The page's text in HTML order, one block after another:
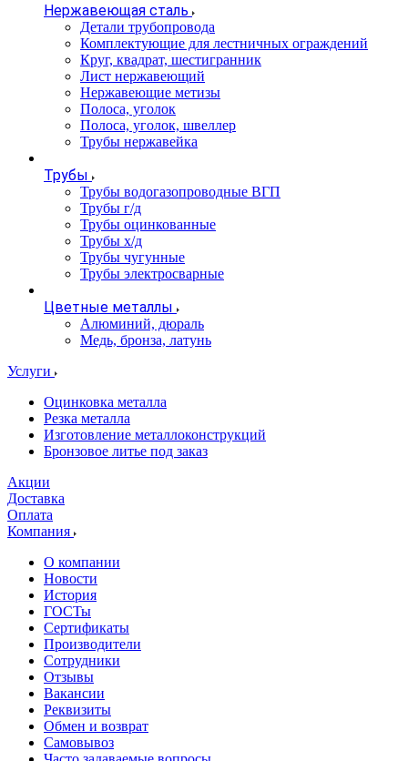
Нержавеющая сталь
Детали трубопровода
Комплектующие для лестничных ограждений
Круг, квадрат, шестигранник
Лист нержавеющий
Нержавеющие метизы
Полоса, уголок
Полоса, уголок, швеллер
Трубы нержавейка
Трубы
Трубы водогазопроводные ВГП
Трубы г/д
Трубы оцинкованные
Трубы х/д
Трубы чугунные
Трубы электросварные
Цветные металлы
Алюминий, дюраль
Медь, бронза, латунь
Услуги
Оцинковка металла
Резка металла
Изготовление металлоконструкций
Бронзовое литье под заказ
Акции
Доставка
Оплата
Компания
О компании
Новости
История
ГОСТы
Сертификаты
Производители
Сотрудники
Отзывы
Вакансии
Реквизиты
Обмен и возврат
Самовывоз